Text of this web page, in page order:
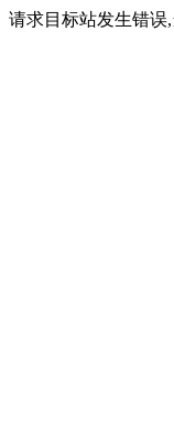
请求目标站发生错误